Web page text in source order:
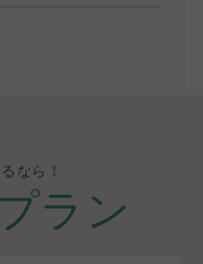
なら！
ラン